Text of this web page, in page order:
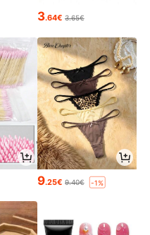
3.64€ 3.65€
9.25€ 9.40€ -1%